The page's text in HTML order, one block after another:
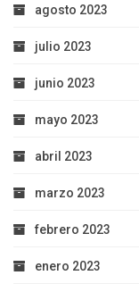
agosto 2023
julio 2023
junio 2023
mayo 2023
abril 2023
marzo 2023
febrero 2023
enero 2023